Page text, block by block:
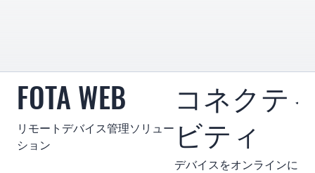
FOTA WEB
リモートデバイス管理ソリュー
ション
コネクテ
ビティ
デバイスをオンラインに保